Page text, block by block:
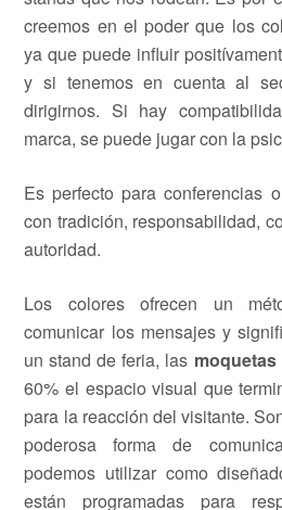
creemos en el poder que los
ya que puede influir
y si tenemos en cuenta al
dirigirnos. Si hay
marca, se puede jugar con la
Es perfecto para conferencias
con tradición, responsabilidad,
autoridad.
Los colores ofrecen un
comunicar los mensajes y
un stand de feria, las moquetas
60% el espacio visual que
para la reacción del visitante.
poderosa forma de
podemos utilizar como
están programadas para